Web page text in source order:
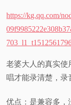
https://kg.qq.com/
老婆大人的真实使
唱才能录清楚，录
优点：是兼容多，